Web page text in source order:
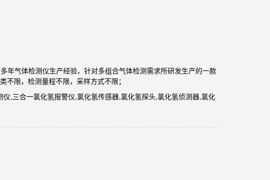
气体检测仪生产经验，针对多组合气体检测需求所研发生产的一款
限，检测量程不限，采样方式不限；
,三合一氯化氢报警仪,氯化氢传感器,氯化氢探头,氯化氢侦测器,氯化